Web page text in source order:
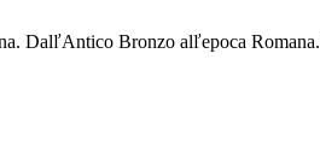
DalľAntico Bronzo alľepoca Romana.